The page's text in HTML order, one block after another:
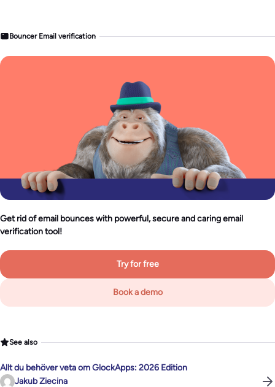
Bouncer Email verification
Get rid of email bounces with powerful, secure and caring email
verification tool!
Try for free
Book a demo
See also
Allt du behöver veta om GlockApps: 2026 Edition
Jakub Ziecina